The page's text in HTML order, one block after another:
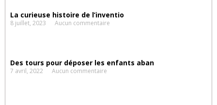
La curieuse histoire de l’inventio
8 juillet, 2023 Aucun commentaire
Des tours pour déposer les enfants aban
7 avril, 2022 Aucun commentaire